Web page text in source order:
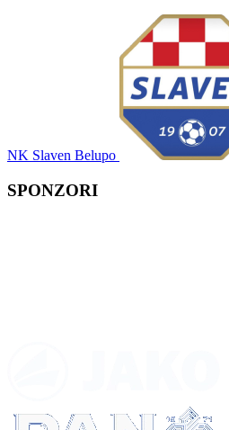
NK Slaven Belupo
SPONZORI